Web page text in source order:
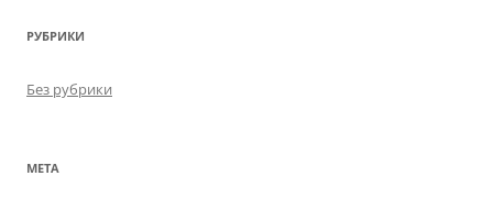
РУБРИКИ
Без рубрики
МЕТА